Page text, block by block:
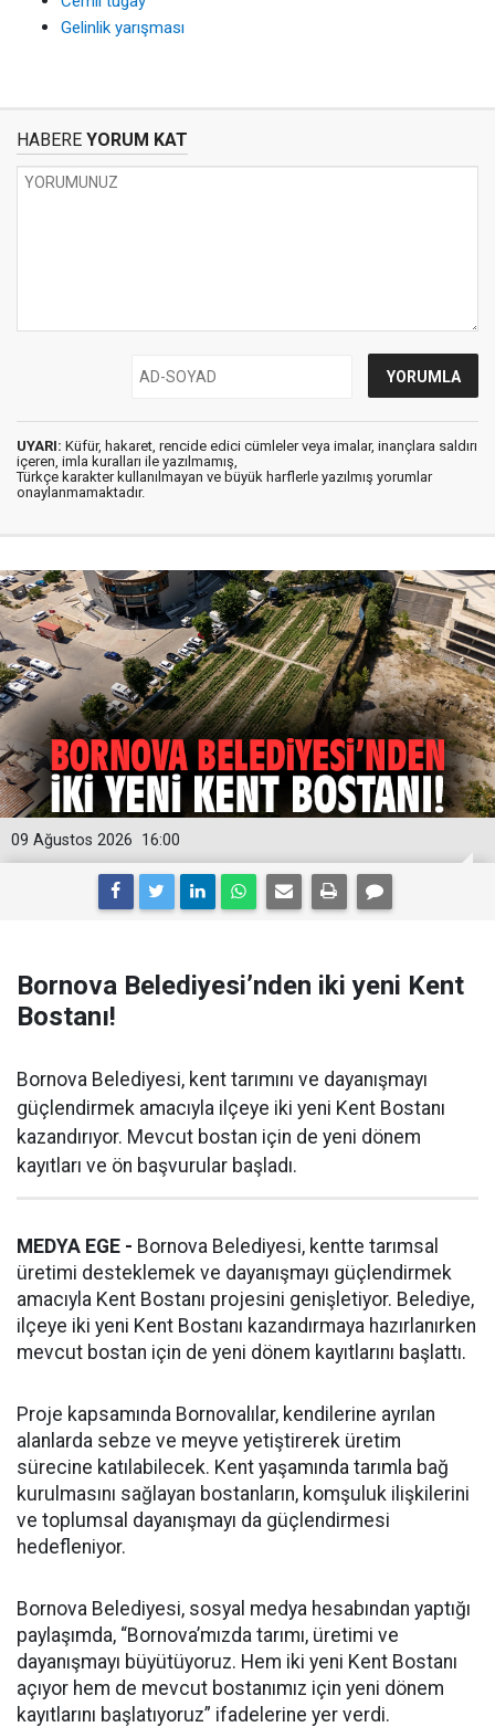
Gelinlik yarışması
HABERE YORUM KAT
UYARI: Küfür, hakaret, rencide edici cümleler veya imalar, inançlara saldırı
içeren, imla kuralları ile yazılmamış,
Türkçe karakter kullanılmayan ve büyük harflerle yazılmış yorumlar
onaylanmamaktadır.
16:00
09 Ağustos 2026
Bornova Belediyesi’nden iki yeni Kent
Bostanı!
Bornova Belediyesi, kent tarımını ve dayanışmayı
güçlendirmek amacıyla ilçeye iki yeni Kent Bostanı
kazandırıyor. Mevcut bostan için de yeni dönem
kayıtları ve ön başvurular başladı.
MEDYA EGE - Bornova Belediyesi, kentte tarımsal
üretimi desteklemek ve dayanışmayı güçlendirmek
amacıyla Kent Bostanı projesini genişletiyor. Belediye,
ilçeye iki yeni Kent Bostanı kazandırmaya hazırlanırken
mevcut bostan için de yeni dönem kayıtlarını başlattı.
Proje kapsamında Bornovalılar, kendilerine ayrılan
alanlarda sebze ve meyve yetiştirerek üretim
sürecine katılabilecek. Kent yaşamında tarımla bağ
kurulmasını sağlayan bostanların, komşuluk ilişkilerini
ve toplumsal dayanışmayı da güçlendirmesi
hedefleniyor.
Bornova Belediyesi, sosyal medya hesabından yaptığı
paylaşımda, “Bornova’mızda tarımı, üretimi ve
dayanışmayı büyütüyoruz. Hem iki yeni Kent Bostanı
açıyor hem de mevcut bostanımız için yeni dönem
kayıtlarını başlatıyoruz” ifadelerine yer verdi.